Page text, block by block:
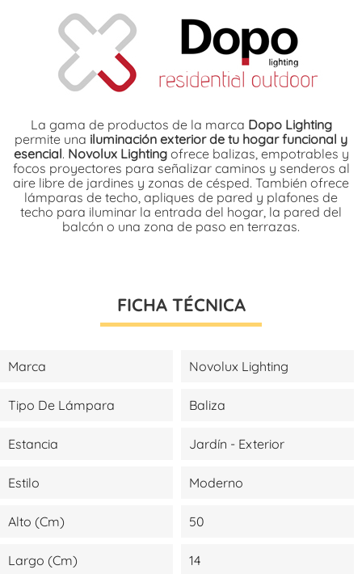
La gama de productos de la marca Dopo Lighting
permite una iluminación exterior de tu hogar funcional y
esencial. Novolux Lightingofrece balizas, empotrables y
focos proyectores para señalizar caminos y senderos al
aire libre de jardines y zonas de césped. También ofrece
lámparas de techo, apliques de pared y plafones de
techo para iluminar la entrada del hogar, la pared del
balcón o una zona de paso en terrazas.
FICHA TÉCNICA
Marca Novolux Lighting
Tipo De Lámpara Baliza
Estancia Jardín - Exterior
Estilo Moderno
Alto (cm) 50
Largo (cm) 14